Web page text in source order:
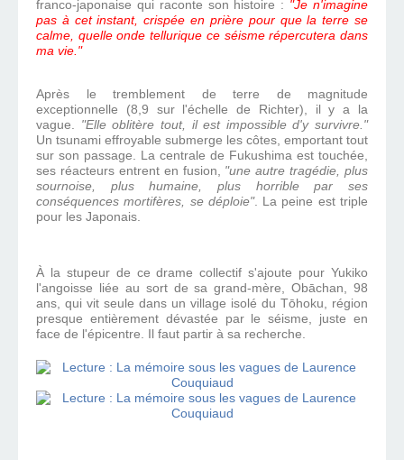
franco-japonaise qui raconte son histoire : "Je n'imagine
pas à cet instant, crispée en prière pour que la terre se
calme, quelle onde tellurique ce séisme répercutera dans
ma vie."
Après le tremblement de terre de magnitude
exceptionnelle (8,9 sur l'échelle de Richter), il y a la
vague. "Elle oblitère tout, il est impossible d'y survivre."
Un tsunami effroyable submerge les côtes, emportant tout
sur son passage. La centrale de Fukushima est touchée,
ses réacteurs entrent en fusion, "une autre tragédie, plus
sournoise, plus humaine, plus horrible par ses
conséquences mortifères, se déploie". La peine est triple
pour les Japonais.
À la stupeur de ce drame collectif s'ajoute pour Yukiko
l'angoisse liée au sort de sa grand-mère, Obāchan, 98
ans, qui vit seule dans un village isolé du Tōhoku, région
presque entièrement dévastée par le séisme, juste en
face de l'épicentre. Il faut partir à sa recherche.